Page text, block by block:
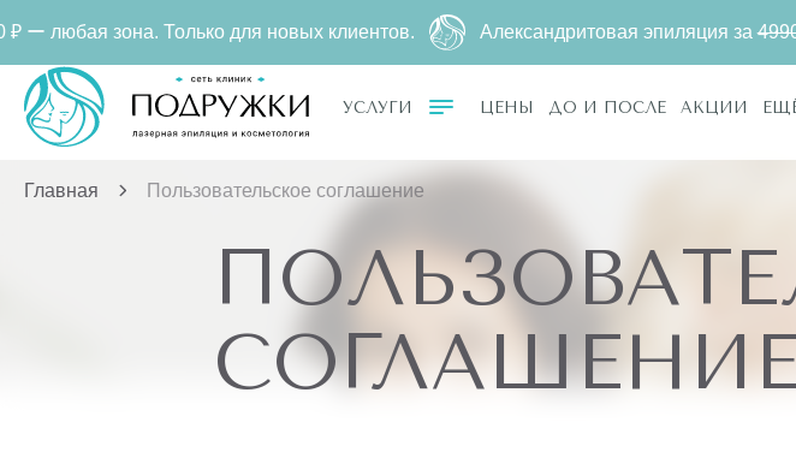
УСЛУГИ ЦЕНЫ ДО И ПОСЛЕ АКЦИИ
Главная Пользовательское соглашение
Только для новых клиентов. Александритовая эпиляция за4990 ₽500 ₽ ー